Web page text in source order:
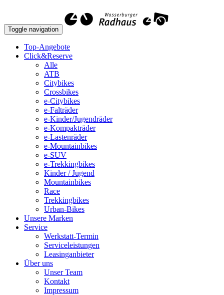
Toggle navigation
Top-Angebote
Click&Reserve
Alle
ATB
Citybikes
Crossbikes
e-Citybikes
e-Falträder
e-Kinder/Jugendräder
e-Kompakträder
e-Lastenräder
e-Mountainbikes
e-SUV
e-Trekkingbikes
Kinder / Jugend
Mountainbikes
Race
Trekkingbikes
Urban-Bikes
Unsere Marken
Service
Werkstatt-Termin
Serviceleistungen
Leasinganbieter
Über uns
Unser Team
Kontakt
Impressum